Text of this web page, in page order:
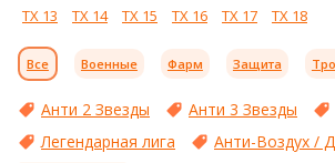
ТХ 13
ТХ 14 ТХ 15 ТХ 16 ТХ 17 ТХ 18
Все Военные Фарм Защита
Анти 2 Звезды Анти 3 Звезды
Легендарная лига
Анти-Воздух /